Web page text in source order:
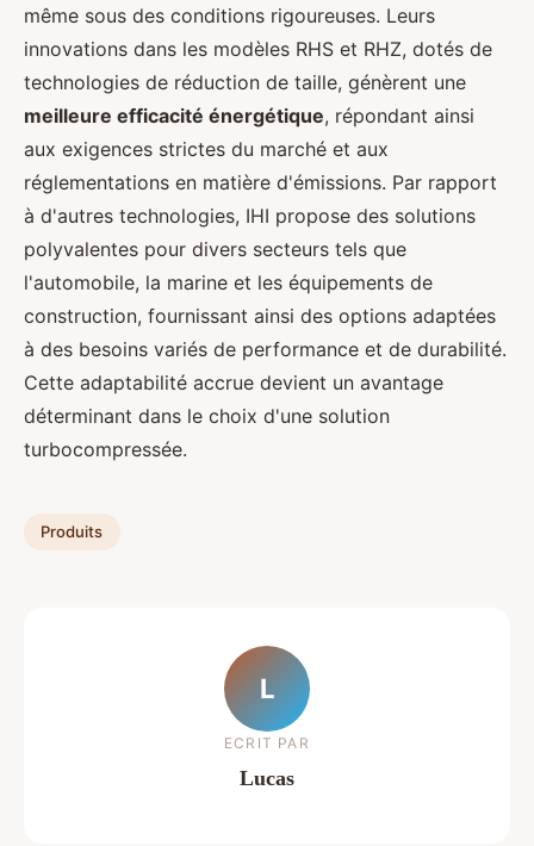
même sous des conditions rigoureuses. Leurs
innovations dans les modèles RHS et RHZ, dotés de
technologies de réduction de taille, génèrent une
meilleure efficacité énergétique, répondant ainsi
aux exigences strictes du marché et aux
réglementations en matière d'émissions. Par rapport
à d'autres technologies, IHI propose des solutions
polyvalentes pour divers secteurs tels que
l'automobile, la marine et les équipements de
construction, fournissant ainsi des options adaptées
à des besoins variés de performance et de durabilité.
Cette adaptabilité accrue devient un avantage
déterminant dans le choix d'une solution
turbocompressée.
Produits
L
ECRIT PAR
Lucas